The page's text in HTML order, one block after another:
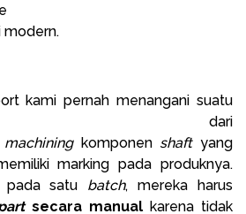
modern.
kami pernah menangani suatu
dari
machiningkomponen shaftyang
marking pada produknya.
satu batch, mereka harus
secara manual karena tidak